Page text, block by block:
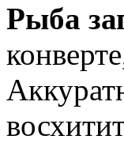
Рыба